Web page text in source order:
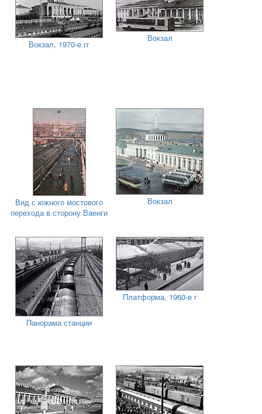
Вокзал, 1970-е гг
Вокзал
Вид с южного мостового
перехода в сторону Ваенги
Вокзал
Панорама станции
Платформа, 1960-е г